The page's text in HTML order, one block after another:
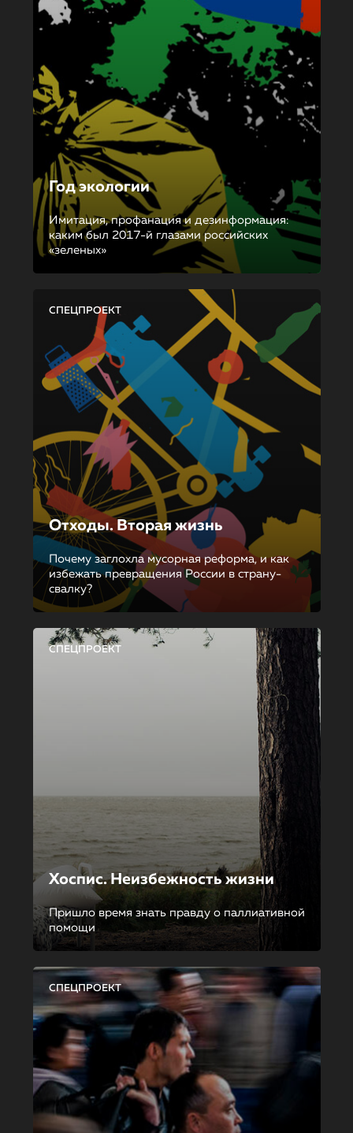
Год экологии
Имитация, профанация и дезинформация:
каким был 2017-й глазами российских
«зеленых»
СПЕЦПРОЕКТ
Отходы. Вторая жизнь
Почему заглохла мусорная реформа, и как
избежать превращения России в страну-
свалку?
СПЕЦПРОЕКТ
Хоспис. Неизбежность жизни
Пришло время знать правду о паллиативной
помощи
СПЕЦПРОЕКТ